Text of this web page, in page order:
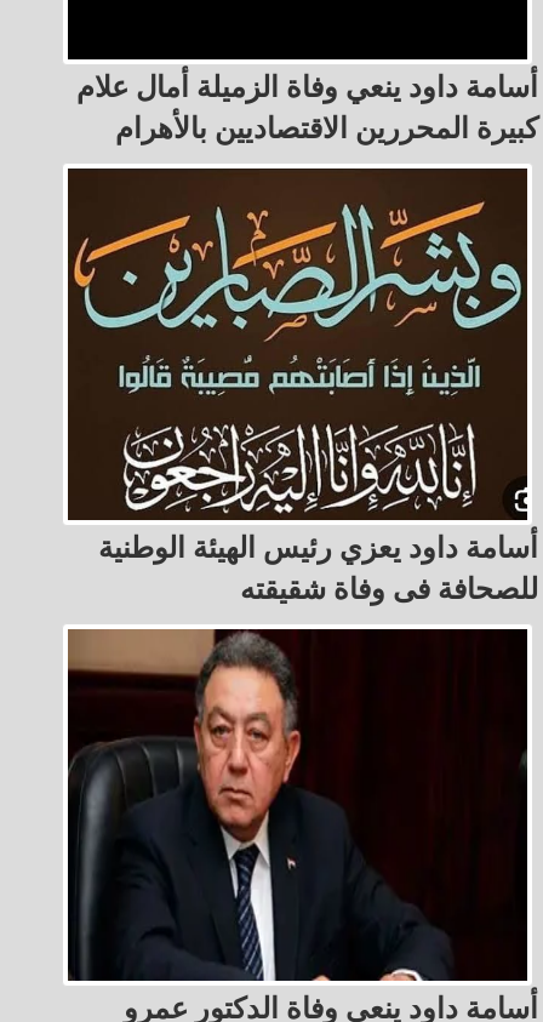
أسامة داود ينعي وفاة الزميلة أمال علام
كبيرة المحررين الاقتصاديين بالأهرام
أسامة داود يعزي رئيس الهيئة الوطنية
للصحافة فى وفاة شقيقته
أسامة داود ينعي وفاة الدكتور عمرو